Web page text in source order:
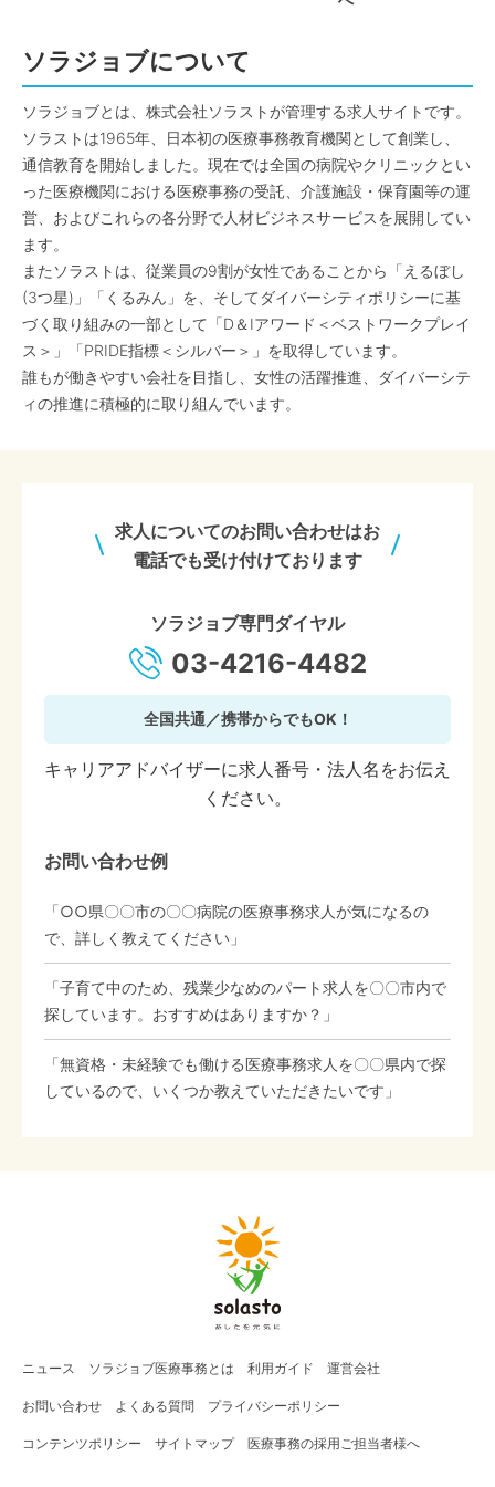
ソラジョブについて
ソラジョブとは、株式会社ソラストが管理する求人サイトです。
ソラストは1965年、日本初の医療事務教育機関として創業し、
通信教育を開始しました。現在では全国の病院やクリニックとい
った医療機関における医療事務の受託、介護施設・保育園等の運
営、およびこれらの各分野で人材ビジネスサービスを展開してい
ます。
またソラストは、従業員の9割が女性であることから「えるぼし
(3つ星)」「くるみん」を、そしてダイバーシティポリシーに基
づく取り組みの一部として「D＆Iアワード＜ベストワークプレイ
ス＞」「PRIDE指標＜シルバー＞」を取得しています。
誰もが働きやすい会社を目指し、女性の活躍推進、ダイバーシテ
ィの推進に積極的に取り組んでいます。
求人についてのお問い合わせはお
電話でも受け付けております
ソラジョブ専門ダイヤル
03-4216-4482
全国共通／携帯からでもOK！
キャリアアドバイザーに求人番号・法人名をお伝え
ください。
お問い合わせ例
「○○県〇〇市の〇〇病院の医療事務求人が気になるの
で、詳しく教えてください」
「子育て中のため、残業少なめのパート求人を〇〇市内で
探しています。おすすめはありますか？」
「無資格・未経験でも働ける医療事務求人を〇〇県内で探
しているので、いくつか教えていただきたいです」
ニュース ソラジョブ医療事務 とは 利用ガイド 運営会社
お問い合わせ よくある質問 プライバシーポリシー
コンテンツポリシー サイトマップ 医療事務の採用ご担当者様へ